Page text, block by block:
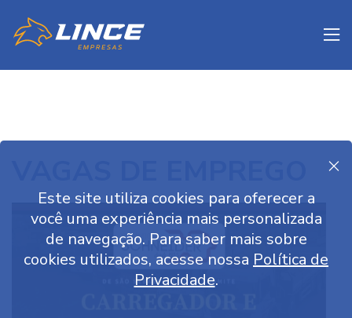
Este site utiliza cookies para oferecer a
você uma experiência mais personalizada
de navegação. Para saber mais sobre
cookies utilizados, acesse nossa Política de
Privacidade.